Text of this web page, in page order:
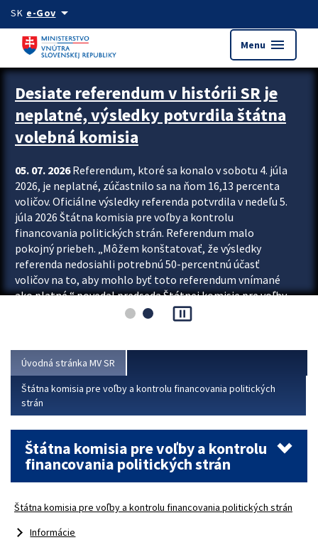
Preskocit na hlavný obsah
SK e-Govarrow_drop_down
Menu menu
Zastavit automatický posun upútavok
Desiate referendum v histórii SR je
neplatné, výsledky potvrdila štátna
volebná komisia
05. 07. 2026Referendum, ktoré sa konalo v sobotu 4. júla
2026, je neplatné, zúčastnilo sa na ňom 16,13 percenta
voličov. Oficiálne výsledky referenda potvrdila v nedeľu 5.
júla 2026 Štátna komisia pre voľby a kontrolu
financovania politických strán. Referendum malo
pokojný priebeh. „Môžem konštatovať, že výsledky
referenda nedosiahli potrebnú 50-percentnú účasť
voličov na to, aby mohlo byť toto referendum vnímané
ako platné,“ povedal predseda Štátnej komisie pre voľby
a kontrolu financovania politických...
pause_presentation
Úvodná stránka MV SR
Štátna komisia pre voľby a kontrolu financovania politických
strán
Štátna komisia pre voľby a kontrolu
financovania politických strán
Štátna komisia pre voľby a kontrolu financovania politických strán
Informácie